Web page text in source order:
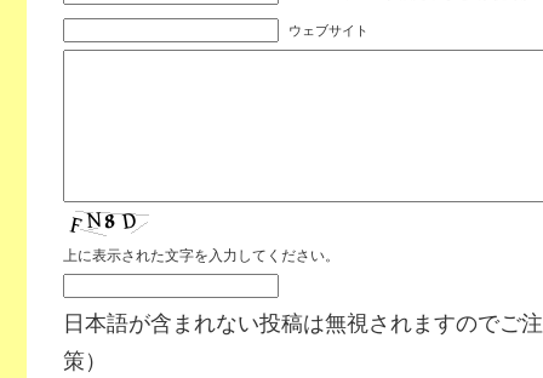
ウェブサイト
上に表示された文字を入力してください。
日本語が含まれない投稿は無視されますのでご
策）